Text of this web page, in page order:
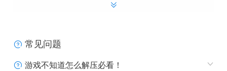
控制裂隙、躲避敌弹、驾驶飞船穿过狭窄通道——这些应该
不是问题，但以防万一…
常见问题
游戏不知道怎么解压必看！